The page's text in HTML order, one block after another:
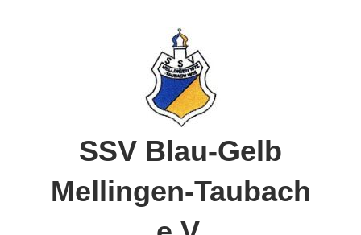
SSV Blau-Gelb
Mellingen-Taubach